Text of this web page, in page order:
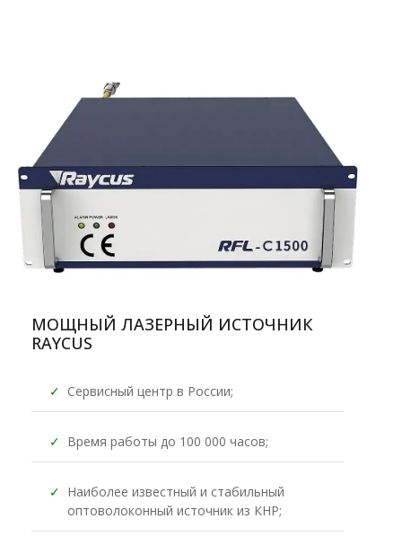
МОЩНЫЙ ЛАЗЕРНЫЙ ИСТОЧНИК
RAYCUS
✓ Сервисный центр в России;
✓ Время работы до 100 000 часов;
✓ Наиболее известный и стабильный
оптоволоконный источник из КНР;